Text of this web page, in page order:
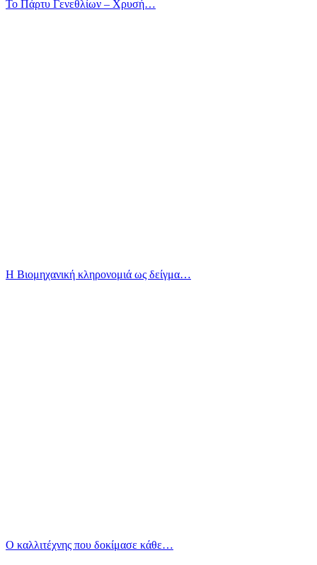
Το Πάρτυ Γενεθλίων – Χρυσή…
Η Βιομηχανική κληρονομιά ως δείγμα…
Ο καλλιτέχνης που δοκίμασε κάθε…